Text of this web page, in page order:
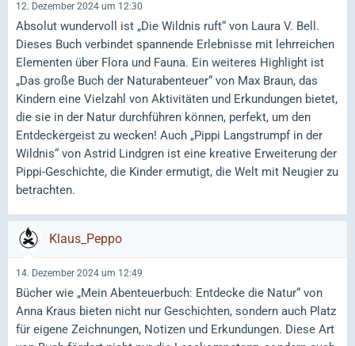
12. Dezember 2024 um 12:30
Absolut wundervoll ist „Die Wildnis ruft“ von Laura V. Bell.
Dieses Buch verbindet spannende Erlebnisse mit lehrreichen
Elementen über Flora und Fauna. Ein weiteres Highlight ist
„Das große Buch der Naturabenteuer“ von Max Braun, das
Kindern eine Vielzahl von Aktivitäten und Erkundungen bietet,
die sie in der Natur durchführen können, perfekt, um den
Entdeckergeist zu wecken! Auch „Pippi Langstrumpf in der
Wildnis“ von Astrid Lindgren ist eine kreative Erweiterung der
Pippi-Geschichte, die Kinder ermutigt, die Welt mit Neugier zu
betrachten.
Klaus_Peppo
14. Dezember 2024 um 12:49
Bücher wie „Mein Abenteuerbuch: Entdecke die Natur“ von
Anna Kraus bieten nicht nur Geschichten, sondern auch Platz
für eigene Zeichnungen, Notizen und Erkundungen. Diese Art